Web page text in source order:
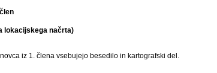
lokacijskega načrta)
iz 1. člena vsebujejo besedilo in kartografski del.